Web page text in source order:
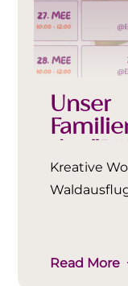
Unser
der
Kreative
Read More